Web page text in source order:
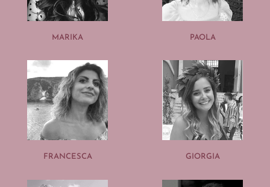
MARIKA PAOLA
FRANCESCA GIORGIA